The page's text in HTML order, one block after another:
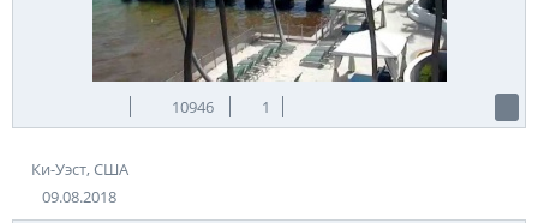
10946 1
Ки-Уэст, США
09.08.2018